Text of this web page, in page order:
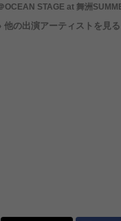
OCEAN STAGE at 舞洲
他の出演アーティストを見る